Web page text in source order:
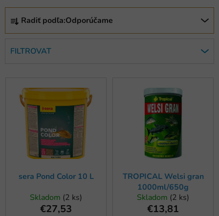
R
d
Radiť podľa:Odporúčame
FILTROVAT
sera Pond Color 10 L
Skladom (2 ks)
€27,53
TROPICAL Welsi gran
1000ml/650g
Skladom (2 ks)
€13,81